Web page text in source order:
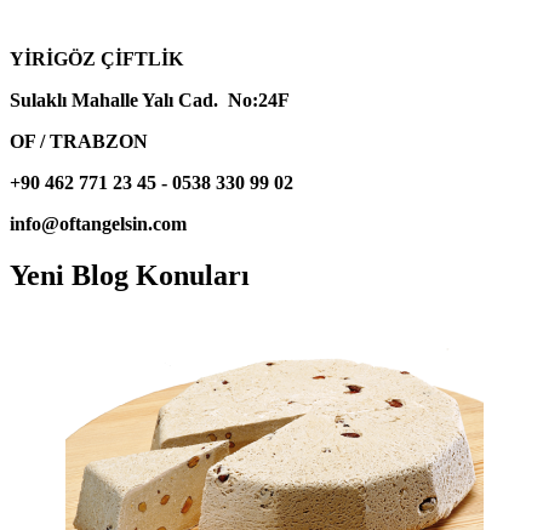
YİRİGÖZ ÇİFTLİK
Sulaklı Mahalle Yalı Cad. No:24F
OF / TRABZON
+90 462 771 23 45 - 0538 330 99 02
info@oftangelsin.com
Yeni Blog Konuları